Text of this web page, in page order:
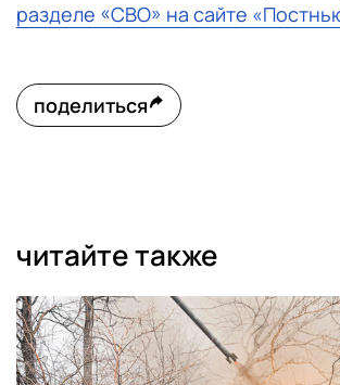
разделе «СВО» на сайте
поделиться
читайте также